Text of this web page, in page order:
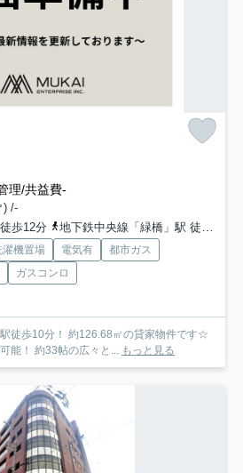
理/共益費-
) /-
歩12分
地下鉄中央線「緑橋」駅 徒歩12分
濯機置場 電気有
都市ガス
ガスコンロ
徒歩10分！ 約126.68㎡の貸家物件です☆
能！ 約33帖の広々と... もっと見る